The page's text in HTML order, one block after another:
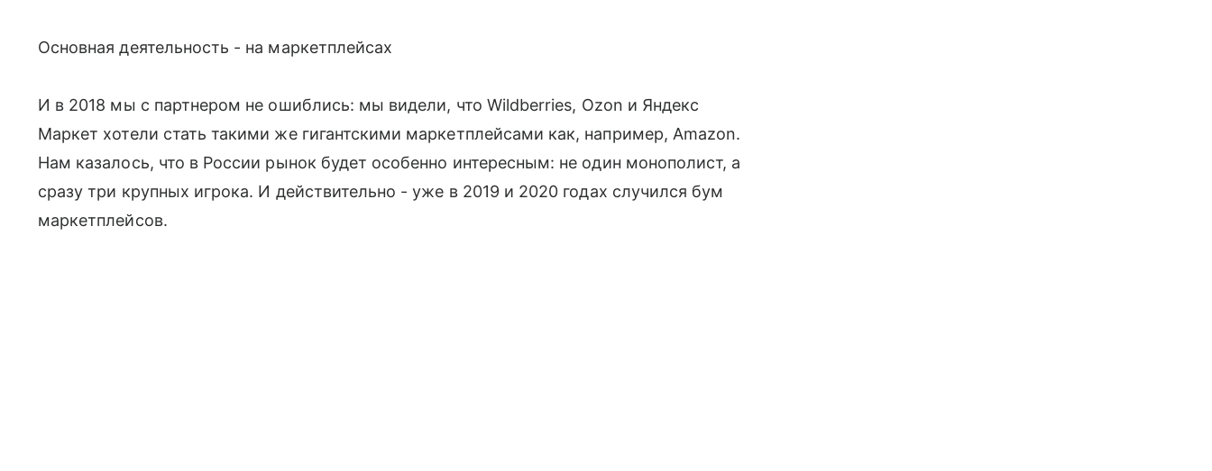
Основная деятельность - на маркетплейсах
И в 2018 мы с партнером не ошиблись: мы видели, что Wildberries, Ozon и Яндекс
Маркет хотели стать такими же гигантскими маркетплейсами как, например, Amazon.
Нам казалось, что в России рынок будет особенно интересным: не один монополист, а
сразу три крупных игрока. И действительно - уже в 2019 и 2020 годах случился бум
маркетплейсов.